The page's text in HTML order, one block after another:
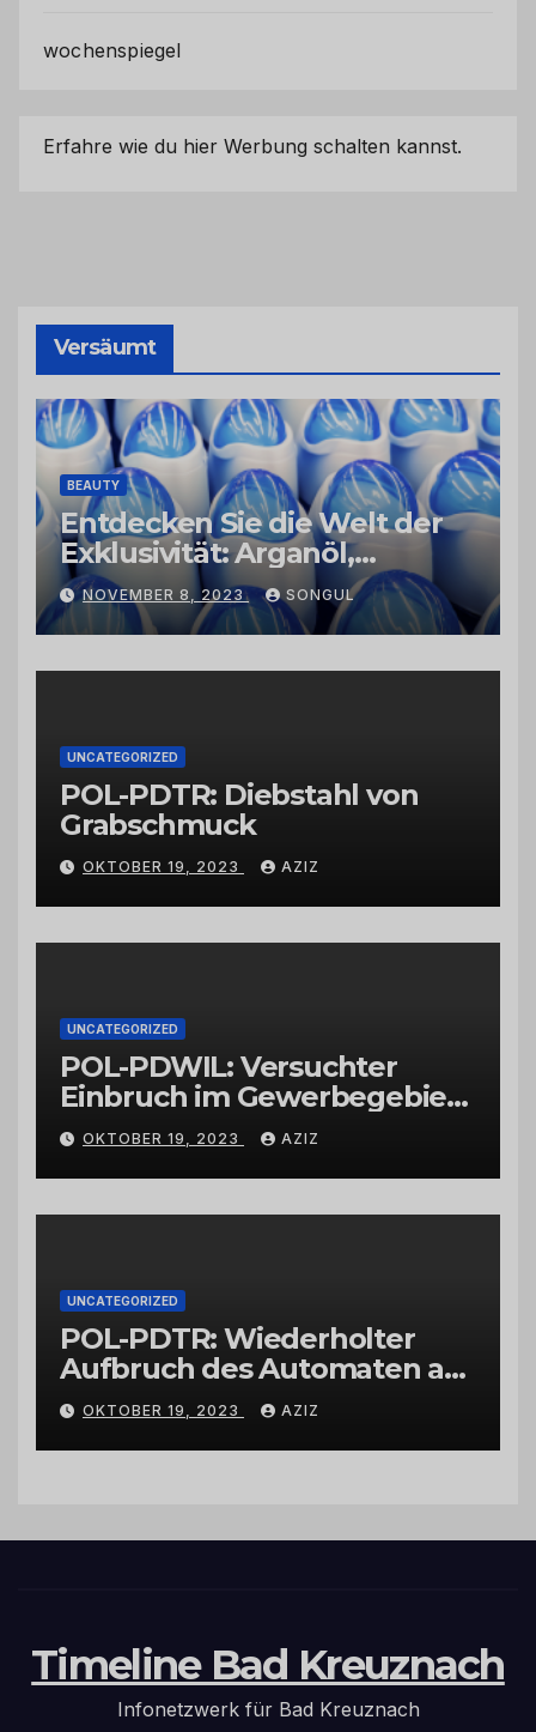
wochenspiegel
Erfahre wie du hier Werbung schalten kannst.
Versäumt
BEAUTY
Entdecken Sie die Welt der
Exklusivität: Arganöl,
Kaktusfeigenkernöl und
Schwarzkümmelöl von
vertrauenswürdigen
Großhändlern und Anbietern
NOVEMBER 8, 2023 SONGUL
UNCATEGORIZED
POL-PDTR: Diebstahl von
Grabschmuck
OKTOBER 19, 2023 AZIZ
UNCATEGORIZED
POL-PDWIL: Versuchter
Einbruch im Gewerbegebiet
Wittlich
OKTOBER 19, 2023 AZIZ
UNCATEGORIZED
POL-PDTR: Wiederholter
Aufbruch des Automaten am
Wohnmobilstellplatz in
Hermeskeil am Labachweg
OKTOBER 19, 2023 AZIZ
Timeline Bad Kreuznach
Infonetzwerk für Bad Kreuznach